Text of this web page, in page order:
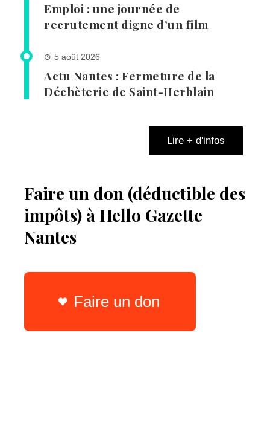
Emploi : une journée de
recrutement digne d’un film
5 août 2026
Actu Nantes : Fermeture de la
Déchèterie de Saint-Herblain
Lire + d'infos
Faire un don (déductible des
impôts) à Hello Gazette
Nantes
Faire un don